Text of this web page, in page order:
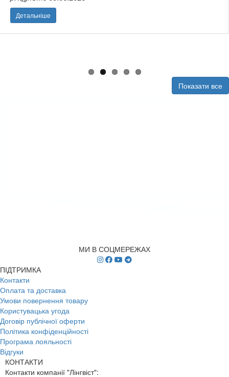
Показати все
МИ В СОЦМЕРЕЖАХ
ПІДТРИМКА
Контакти
Оплата та доставка
Умови повернення товару
Користувацька угода
Договір публічної оферти
Політика конфіденційності
Програма лояльності
Відгуки
КОНТАКТИ
Контакти компанії "Лінгвіст":